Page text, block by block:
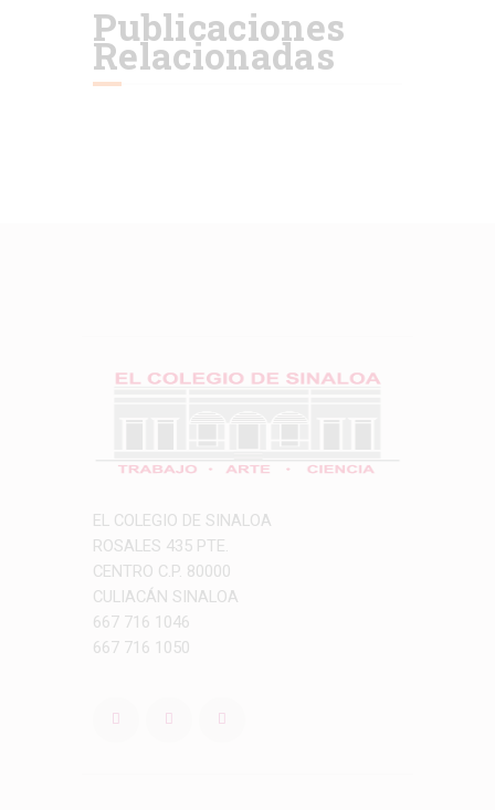
Publicaciones
Relacionadas
EL COLEGIO DE SINALOA
ROSALES 435 PTE.
CENTRO C.P. 80000
CULIACÁN SINALOA
667 716 1046
667 716 1050